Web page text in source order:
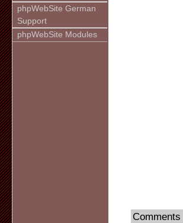
phpWebSite German
Support
phpWebSite Modules
Comments